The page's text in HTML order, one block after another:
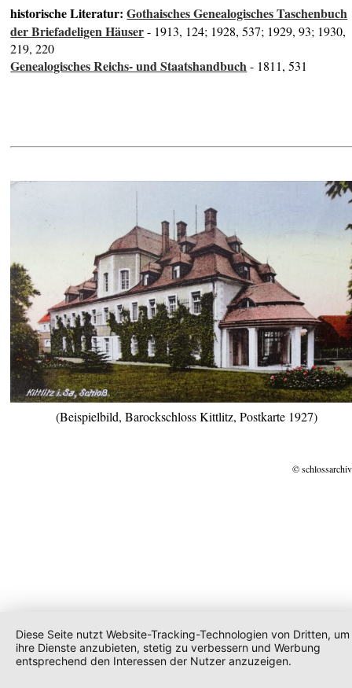
historische Literatur:Gothaisches Genealogisches Taschenbuch
der Briefadeligen Häuser- 1913, 124; 1928, 537; 1929, 93; 1930,
219, 220
Genealogisches Reichs- und Staatshandbuch- 1811, 531
(Beispielbild, Barockschloss Kittlitz, Postkarte 1927)
©
Diese Seite nutzt Website-Tracking-Technologien von Dritten, um
ihre Dienste anzubieten, stetig zu verbessern und Werbung
entsprechend den Interessen der Nutzer anzuzeigen.